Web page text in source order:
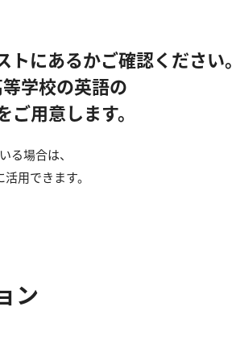
にあるかご確認ください。
学校の英語の
用意します。
る場合は、
用できます。
ン